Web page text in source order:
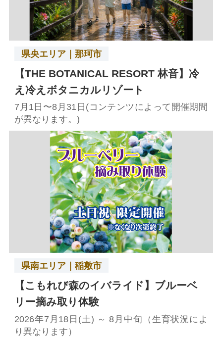
県央エリア｜那珂市
【THE BOTANICAL RESORT 林音】冷
え冷えボタニカルリゾート
7月1日〜8月31日(コンテンツによって開催期間
が異なります。)
県南エリア｜稲敷市
【こもれび森のイバライド】ブルーベ
リー摘み取り体験
2026年7月18日(土) ～ 8月中旬（生育状況によ
り異なります）